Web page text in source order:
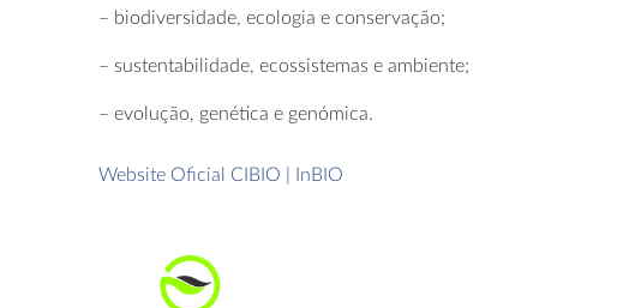
– biodiversidade, ecologia e conservação;
– sustentabilidade, ecossistemas e ambiente;
– evolução, genética e genómica.
Website Oficial CIBIO | InBIO